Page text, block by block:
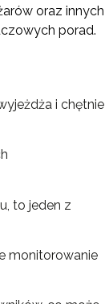
oraz innych
porad.
i chętnie
to jeden z
monitorowanie